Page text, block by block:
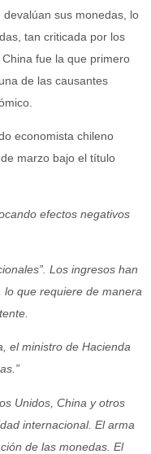
devalúan sus monedas, lo
tan criticada por los
fue la que primero
de las causantes
economista chileno
marzo bajo el título
efectos negativos
Los ingresos han
que requiere de manera
el ministro de Hacienda
Unidos, China y otros
internacional. El arma
de las monedas. El